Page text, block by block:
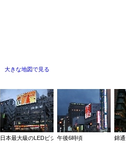
大きな地図で見る
日本最大級のLEDビジョン午後6時頃 錦